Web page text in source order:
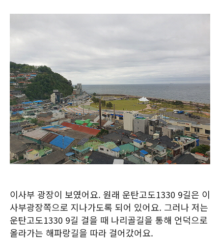
이사부 광장이 보였어요. 원래 운탄고도1330 9길은 이
사부광장쪽으로 지나가도록 되어 있어요. 그러나 저는
운탄고도1330 9길 걸을 때 나리골길을 통해 언덕으로
올라가는 해파랑길을 따라 걸어갔어요.